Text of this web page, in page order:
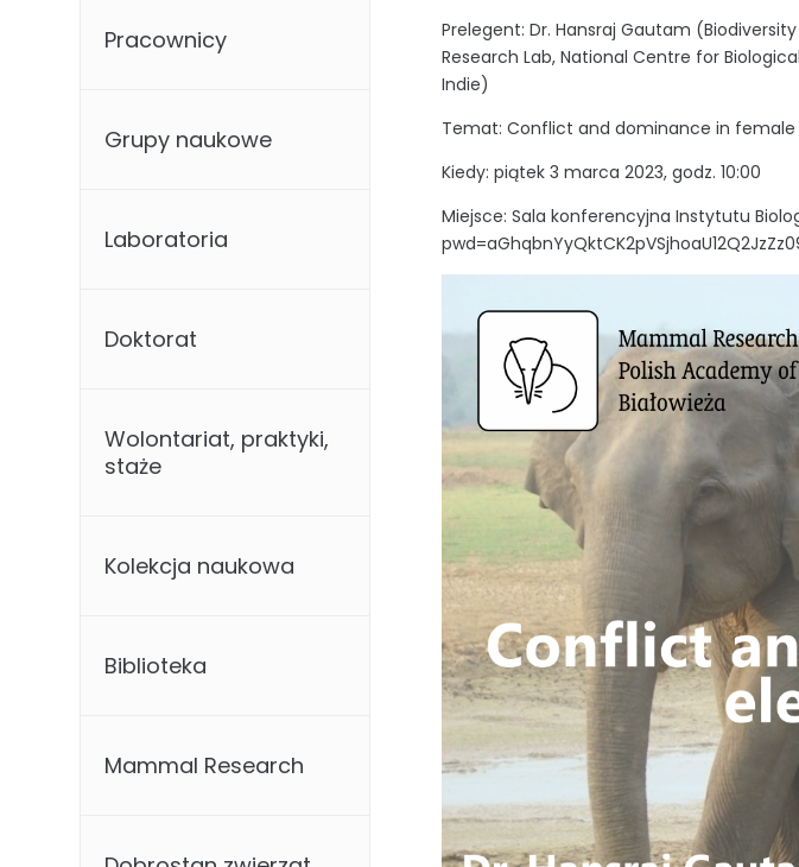
Prelegent: Dr. Hansraj Gautam
Research Lab, National Centre for
Indie)
Temat: Conflict and dominance in
Kiedy: piątek 3 marca 2023, godz. 10:00
Miejsce: Sala konferencyjna Instytutu
Pracownicy
Grupy naukowe
Laboratoria
Doktorat
Wolontariat, praktyki,
staże
Kolekcja naukowa
Biblioteka
Mammal Research